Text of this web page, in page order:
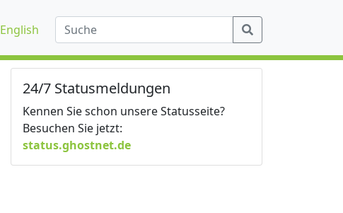
English
24/7 Statusmeldungen
Kennen Sie schon unsere Statusseite?
Besuchen Sie jetzt:
status.ghostnet.de